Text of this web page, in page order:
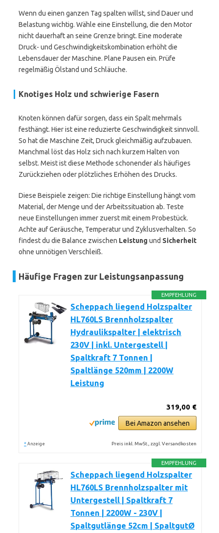
Wenn du einen ganzen Tag spalten willst, sind Dauer und
Belastung wichtig. Wähle eine Einstellung, die den Motor
nicht dauerhaft an seine Grenze bringt. Eine moderate
Druck- und Geschwindigkeitskombination erhöht die
Lebensdauer der Maschine. Plane Pausen ein. Prüfe
regelmäßig Ölstand und Schläuche.
Knotiges Holz und schwierige Fasern
Knoten können dafür sorgen, dass ein Spalt mehrmals
festhängt. Hier ist eine reduzierte Geschwindigkeit sinnvoll.
So hat die Maschine Zeit, Druck gleichmäßig aufzubauen.
Manchmal löst das Holz sich nach kurzem Halten von
selbst. Meist ist diese Methode schonender als häufiges
Zurückziehen oder plötzliches Erhöhen des Drucks.
Diese Beispiele zeigen: Die richtige Einstellung hängt vom
Material, der Menge und der Arbeitssituation ab. Teste
neue Einstellungen immer zuerst mit einem Probestück.
Achte auf Geräusche, Temperatur und Zyklusverhalten. So
findest du die Balance zwischen Leistung und Sicherheit
ohne unnötigen Verschleiß.
Häufige Fragen zur Leistungsanpassung
EMPFEHLUNG
Scheppach liegend Holzspalter
HL760LS Brennholzspalter
Hydraulikspalter | elektrisch
230V | inkl. Untergestell |
Spaltkraft 7 Tonnen |
Spaltlänge 520mm | 2200W
Leistung
319,00 €
Bei Amazon ansehen
* Anzeige Preis inkl. MwSt., zzgl. Versandkosten
EMPFEHLUNG
Scheppach liegend Holzspalter
HL760LS Brennholzspalter mit
Untergestell | Spaltkraft 7
Tonnen | 2200W - 230V |
Spaltgutlänge 52cm | SpaltgutØ